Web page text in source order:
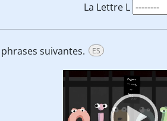
La Lettre L
suivantes. ES
Video
Player